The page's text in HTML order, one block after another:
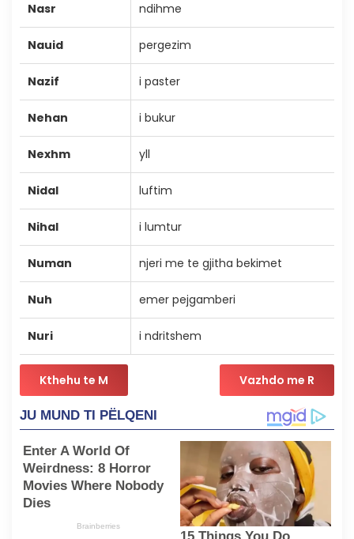
Nasr ndihme
Nauid pergezim
Nazif i paster
Nehan i bukur
Nexhm yll
Nidal luftim
Nihal i lumtur
Numan njeri me te gjitha bekimet
Nuh emer pejgamberi
Nuri i ndritshem
Kthehu te M Vazhdo me R